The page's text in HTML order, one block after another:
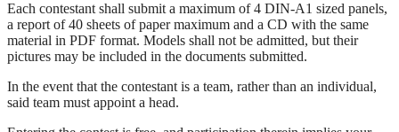
Each contestant shall submit a maximum of 4 DIN-A1 sized panels,
a report of 40 sheets of paper maximum and a CD with the same
material in PDF format. Models shall not be admitted, but their
pictures may be included in the documents submitted.
In the event that the contestant is a team, rather than an individual,
said team must appoint a head.